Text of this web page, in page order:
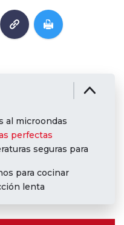
al microondas
perfectas
seguras para
para cocinar
lenta